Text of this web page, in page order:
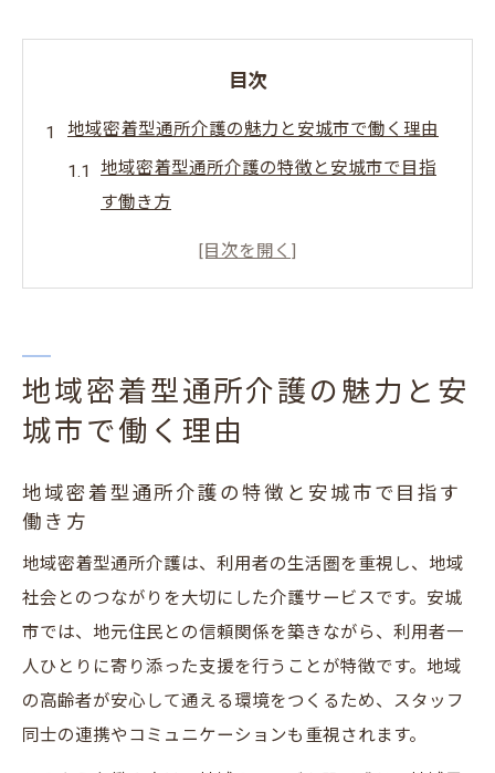
目次
地域密着型通所介護の魅力と安城市で働く理由
地域密着型通所介護の特徴と安城市で目指
す働き方
介護サービスの現場で感じる地域貢献のや
地域密着型通所介護が支持される理由を解
説
介護員求人なら安城市で安定の働き方を実現
ら
地域密着型通所介護で働く安定メリットと
は
地域密着型通所介護の魅力と安
城市で働く理由
地域密着型通所介護の特徴と安城市で目指す
働き方
地域密着型通所介護は、利用者の生活圏を重視し、地域
社会とのつながりを大切にした介護サービスです。安城
市では、地元住民との信頼関係を築きながら、利用者一
人ひとりに寄り添った支援を行うことが特徴です。地域
の高齢者が安心して通える環境をつくるため、スタッフ
同士の連携やコミュニケーションも重視されます。